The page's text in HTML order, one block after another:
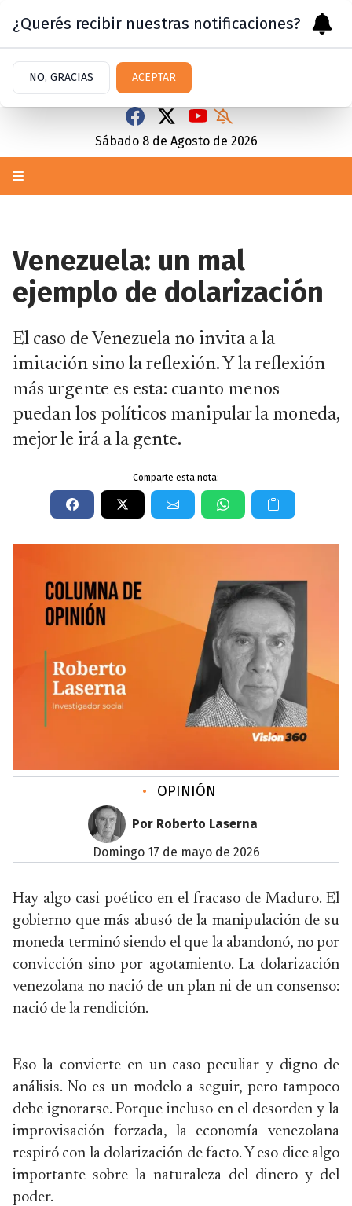
Sábado 8 de Agosto de 2026
Venezuela: un mal
ejemplo de dolarización
El caso de Venezuela no invita a la
imitación sino la reflexión. Y la reflexión
más urgente es esta: cuanto menos
puedan los políticos manipular la moneda,
mejor le irá a la gente.
Comparte esta nota:
• OPINIÓN
Por Roberto Laserna
domingo 17 de mayo de 2026
Hay algo casi poético en el fracaso de Maduro. El
gobierno que más abusó de la manipulación de su
moneda terminó siendo el que la abandonó, no por
convicción sino por agotamiento. La dolarización
venezolana no nació de un plan ni de un consenso:
nació de la rendición.
Eso la convierte en un caso peculiar y digno de
análisis. No es un modelo a seguir, pero tampoco
debe ignorarse. Porque incluso en el desorden y la
improvisación forzada, la economía venezolana
respiró con la dolarización de facto. Y eso dice algo
importante sobre la naturaleza del dinero y del
poder.
¿Querés recibir nuestras notificaciones?
NO, GRACIAS ACEPTAR